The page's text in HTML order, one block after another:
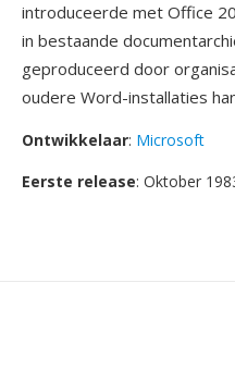
introduceerde met Office
in bestaande
geproduceerd door
oudere Word-installaties
Ontwikkelaar: Microsoft
Eerste release: Oktober